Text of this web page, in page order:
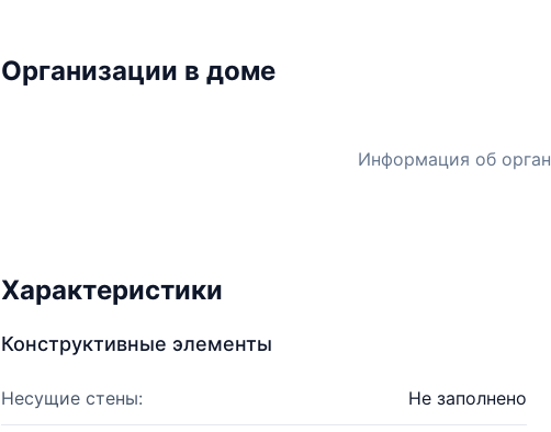
Организации в доме
Информация об
Характеристики
Конструктивные элементы
Несущие стены: Не заполнено